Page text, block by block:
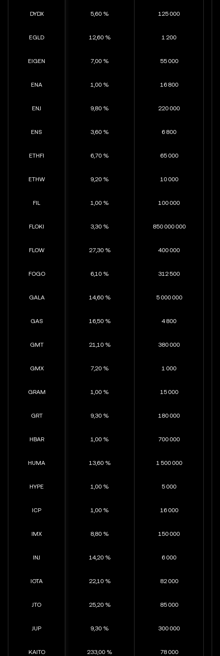
DYDX
EGLD
EIGEN
ENA
ENJ
ENS
ETHFI
ETHW
FIL
FLOKI
FLOW
FOGO
GALA
GAS
GMT
GMX
GRAM
GRT
HBAR
HUMA
HYPE
ICP
IMX
INJ
IOTA
JTO
JUP
KAITO
5,60 % 125 000
12,60 % 1 200
7,00 % 55 000
1,00 % 16 800
9,80 % 220 000
3,60 % 6 800
6,70 % 65 000
9,20 % 10 000
1,00 % 100 000
3,30 % 850 000 000
27,30 % 400 000
6,10 % 312 500
14,60 % 5 000 000
16,50 % 4 800
21,10 % 380 000
7,20 % 1 000
1,00 % 15 000
9,30 % 180 000
1,00 % 700 000
13,60 % 1 500 000
1,00 % 5 000
1,00 % 16 000
8,80 % 150 000
14,20 % 6 000
22,10 % 82 000
25,20 % 85 000
9,30 % 300 000
233,00 % 78 000